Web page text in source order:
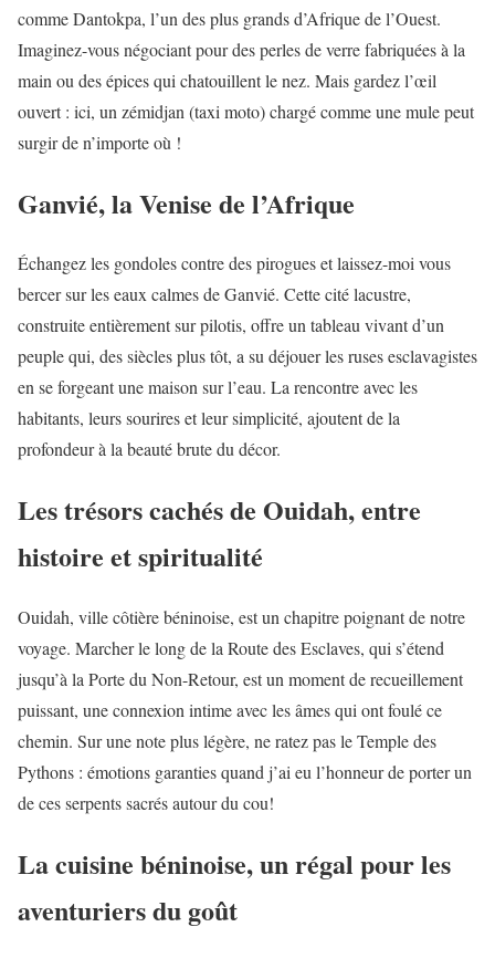
comme Dantokpa, l’un des plus grands d’Afrique de l’Ouest.
Imaginez-vous négociant pour des perles de verre fabriquées à la
main ou des épices qui chatouillent le nez. Mais gardez l’œil
ouvert : ici, un zémidjan (taxi moto) chargé comme une mule peut
surgir de n’importe où !
Ganvié, la Venise de l’Afrique
Échangez les gondoles contre des pirogues et laissez-moi vous
bercer sur les eaux calmes de Ganvié. Cette cité lacustre,
construite entièrement sur pilotis, offre un tableau vivant d’un
peuple qui, des siècles plus tôt, a su déjouer les ruses esclavagistes
en se forgeant une maison sur l’eau. La rencontre avec les
habitants, leurs sourires et leur simplicité, ajoutent de la
profondeur à la beauté brute du décor.
Les trésors cachés de Ouidah, entre
histoire et spiritualité
Ouidah, ville côtière béninoise, est un chapitre poignant de notre
voyage. Marcher le long de la Route des Esclaves, qui s’étend
jusqu’à la Porte du Non-Retour, est un moment de recueillement
puissant, une connexion intime avec les âmes qui ont foulé ce
chemin. Sur une note plus légère, ne ratez pas le Temple des
Pythons : émotions garanties quand j’ai eu l’honneur de porter un
de ces serpents sacrés autour du cou!
La cuisine béninoise, un régal pour les
aventuriers du goût